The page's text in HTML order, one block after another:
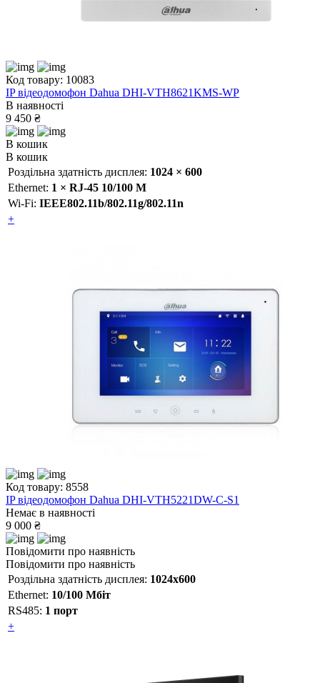
Код товару: 10083
IP відеодомофон Dahua DHI-VTH8621KMS-WP
В наявності
9 450 ₴
В кошик
В кошик
Роздільна здатність дисплея: 1024 × 600
Ethernet: 1 × RJ-45 10/100 M
Wi-Fi: IEEE802.11b/802.11g/802.11n
+
Код товару: 8558
IP відеодомофон Dahua DHI-VTH5221DW-С-S1
Немає в наявності
9 000 ₴
Повідомити про наявність
Повідомити про наявність
Роздільна здатність дисплея: 1024x600
Ethernet: 10/100 Мбіт
RS485: 1 порт
+